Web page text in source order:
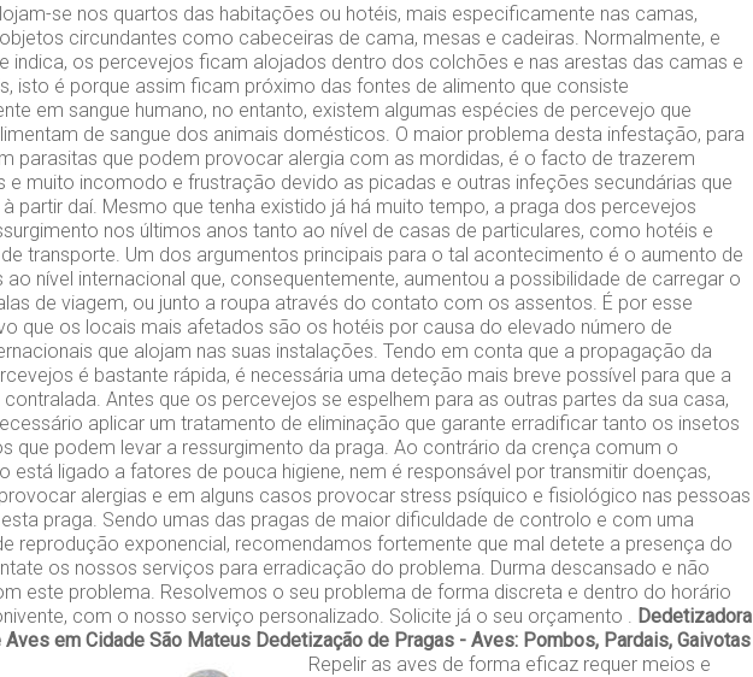
se nos quartos das habitações ou hotéis, mais especificamente nas camas,
circundantes como cabeceiras de cama, mesas e cadeiras. Normalmente, e
indica, os percevejos ficam alojados dentro dos colchões e nas arestas das camas e
isto é porque assim ficam próximo das fontes de alimento que consiste
em sangue humano, no entanto, existem algumas espécies de percevejo que
de sangue dos animais domésticos. O maior problema desta infestação, para
parasitas que podem provocar alergia com as mordidas, é o facto de trazerem
e muito incomodo e frustração devido as picadas e outras infeções secundárias que
partir daí. Mesmo que tenha existido já há muito tempo, a praga dos percevejos
nos últimos anos tanto ao nível de casas de particulares, como hotéis e
transporte. Um dos argumentos principais para o tal acontecimento é o aumento de
ao nível internacional que, consequentemente, aumentou a possibilidade de carregar o
de viagem, ou junto a roupa através do contato com os assentos. É por esse
que os locais mais afetados são os hotéis por causa do elevado número de
que alojam nas suas instalações. Tendo em conta que a propagação da
é bastante rápida, é necessária uma deteção mais breve possível para que a
Antes que os percevejos se espelhem para as outras partes da sua casa,
aplicar um tratamento de eliminação que garante erradificar tanto os insetos
que podem levar a ressurgimento da praga. Ao contrário da crença comum o
está ligado a fatores de pouca higiene, nem é responsável por transmitir doenças,
alergias e em alguns casos provocar stress psíquico e fisiológico nas pessoas
praga. Sendo umas das pragas de maior dificuldade de controlo e com uma
reprodução exponencial, recomendamos fortemente que mal detete a presença do
os nossos serviços para erradicação do problema. Durma descansado e não
este problema. Resolvemos o seu problema de forma discreta e dentro do horário
com o nosso serviço personalizado. Solicite já o seu orçamento .
Dedetizadora
em Cidade São Mateus Dedetização de Pragas - Aves: Pombos, Pardais, Gaivotas
Repelir as aves de forma eficaz requer meios e